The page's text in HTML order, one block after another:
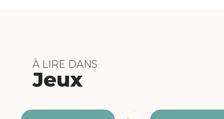
À LIRE DANS
Jeux